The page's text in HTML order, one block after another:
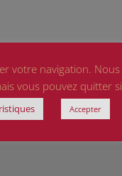
votre navigation. Nous
vous pouvez quitter si
Accepter